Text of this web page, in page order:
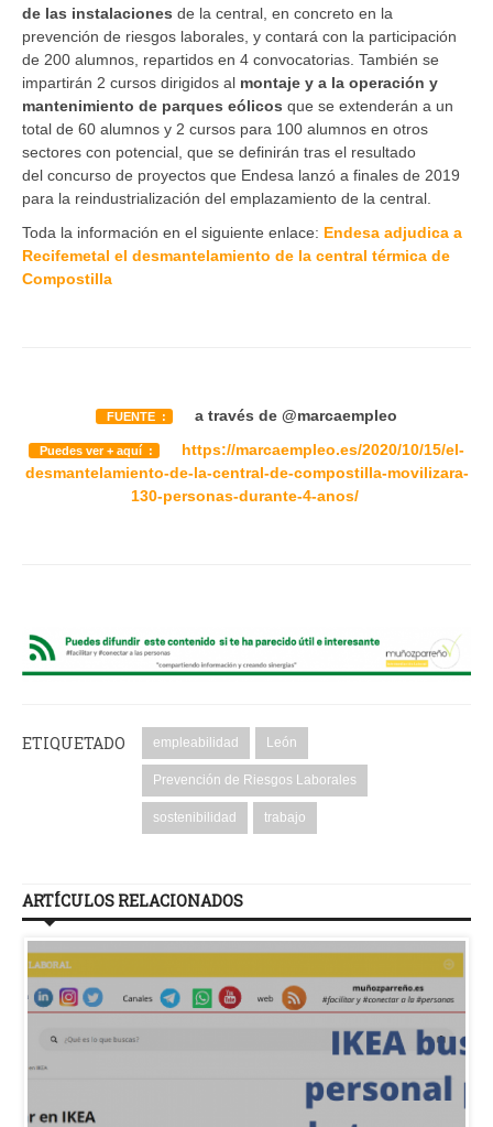
de las instalaciones de la central, en concreto en la
prevención de riesgos laborales, y contará con la participación
de 200 alumnos, repartidos en 4 convocatorias. También se
impartirán 2 cursos dirigidos al montaje y a la operación y
mantenimiento de parques eólicos que se extenderán a un
total de 60 alumnos y 2 cursos para 100 alumnos en otros
sectores con potencial, que se definirán tras el resultado
del concurso de proyectos que Endesa lanzó a finales de 2019
para la reindustrialización del emplazamiento de la central.
Toda la información en el siguiente enlace: Endesa adjudica a
Recifemetal el desmantelamiento de la central térmica de
Compostilla
FUENTE : a través de @marcaempleo
Puedes ver + aquí :
https://marcaempleo.es/2020/10/15/el-
desmantelamiento-de-la-central-de-compostilla-movilizara-
130-personas-durante-4-anos/
ETIQUETADO empleabilidad León
Prevención de Riesgos Laborales
sostenibilidad trabajo
ARTÍCULOS RELACIONADOS